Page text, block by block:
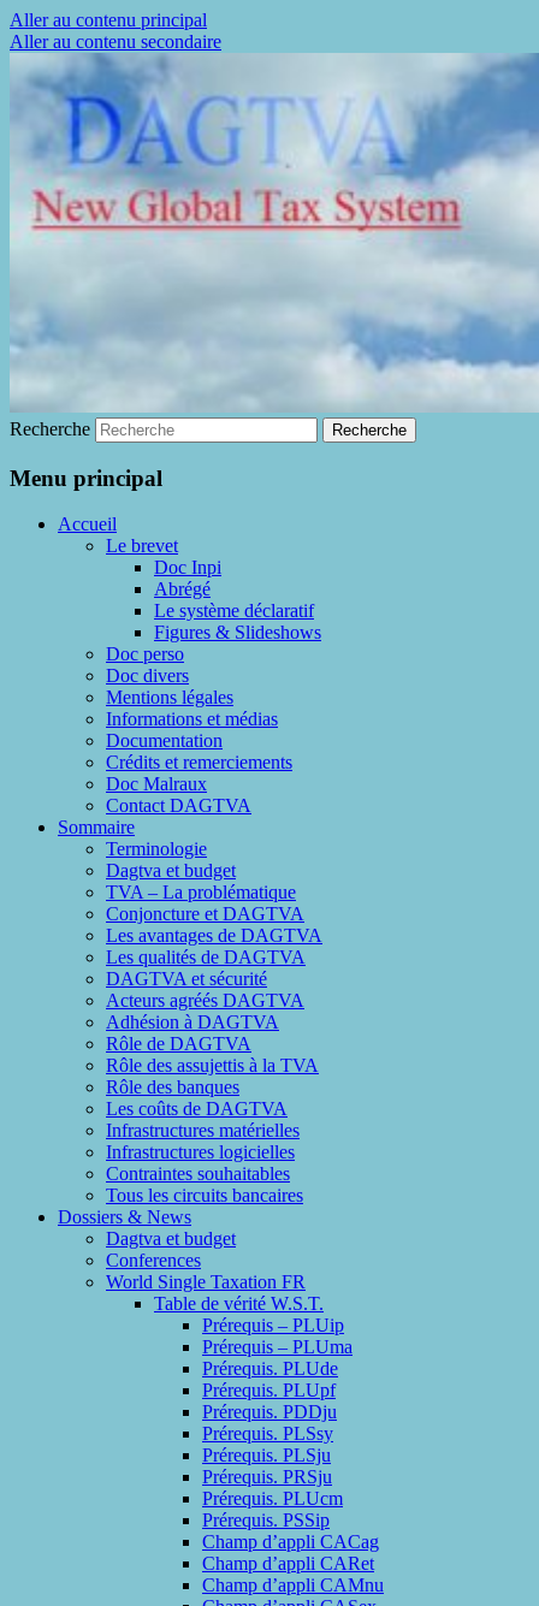
Aller au contenu principal
Aller au contenu secondaire
DAGTVA
La fin de la fraude à la TVA
Recherche
Menu principal
Accueil
Le brevet
Doc Inpi
Abrégé
Le système déclaratif
Figures & Slideshows
Doc perso
Doc divers
Mentions légales
Informations et médias
Documentation
Crédits et remerciements
Doc Malraux
Contact DAGTVA
Sommaire
Terminologie
Dagtva et budget
TVA – La problématique
Conjoncture et DAGTVA
Les avantages de DAGTVA
Les qualités de DAGTVA
DAGTVA et sécurité
Acteurs agréés DAGTVA
Adhésion à DAGTVA
Rôle de DAGTVA
Rôle des assujettis à la TVA
Rôle des banques
Les coûts de DAGTVA
Infrastructures matérielles
Infrastructures logicielles
Contraintes souhaitables
Tous les circuits bancaires
Dossiers & News
Dagtva et budget
Conferences
World Single Taxation FR
Table de vérité W.S.T.
Prérequis – PLUip
Prérequis – PLUma
Prérequis. PLUde
Prérequis. PLUpf
Prérequis. PDDju
Prérequis. PLSsy
Prérequis. PLSju
Prérequis. PRSju
Prérequis. PLUcm
Prérequis. PSSip
Champ d’appli CACag
Champ d’appli CARet
Champ d’appli CAMnu